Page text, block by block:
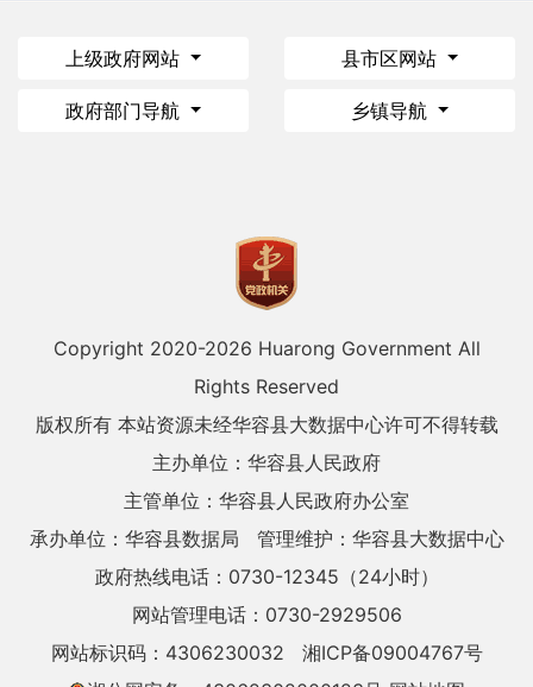
上级政府网站 县市区网站
政府部门导航 乡镇导航
Copyright 2020-2026 Huarong Government All
Rights Reserved
版权所有 本站资源未经华容县大数据中心许可不得转载
主办单位：华容县人民政府
主管单位：华容县人民政府办公室
承办单位：华容县数据局
管理维护：华容县大数据中心
政府热线电话：0730-12345（24小时）
网站管理电话：0730-2929506
网站标识码：4306230032
湘ICP备09004767号